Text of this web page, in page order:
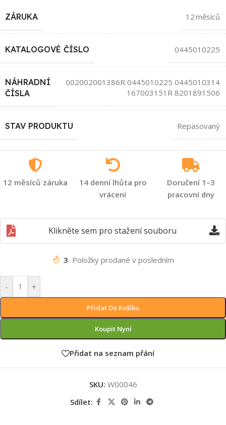
ZÁRUKA 12 měsíců
KATALOGOVÉ ČÍSLO 0445010225
NÁHRADNÍ
ČÍSLA
002002001386R 0445010225 0445010314
167003151R 8201891506
STAV PRODUKTU Repasovaný
12 měsíců záruka
14 denní lhůta pro
vrácení
Doručení 1–3
pracovní dny
Klikněte sem pro stažení souboru
3 Položky prodané v posledním
- +
Přidat Do Košíku
Koupit Nyní
Přidat na seznam přání
SKU: W00046
Sdílet: